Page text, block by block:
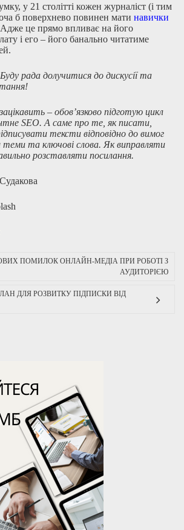
у 21 столітті кожен журналіст (і тим
б поверхнево повинен мати навички
це прямо впливає на його
і его – його банально читатиме
рада долучитися до дискусії та
– обов’язково підготую цикл
SEO. А саме про те, як писати,
тексти відповідно до вимог
та ключові слова. Як виправляти
розставляти посилання.
ПОМИЛОК ОНЛАЙН-МЕДІА ПРИ РОБОТІ З
АУДИТОРІЄЮ
ДЛЯ РОЗВИТКУ ПІДПИСКИ ВІД